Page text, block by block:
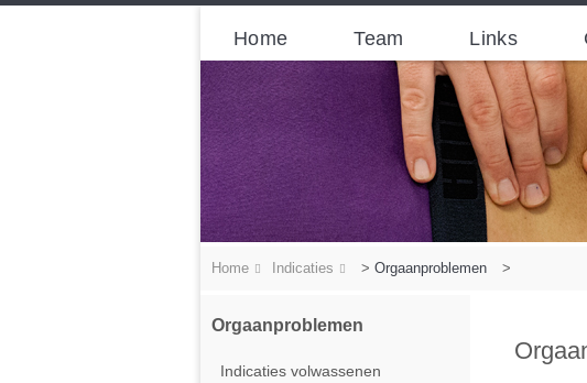
Home Team Links
Home Indicaties > Orgaanproblemen >
Orgaanproblemen
Indicaties volwassenen